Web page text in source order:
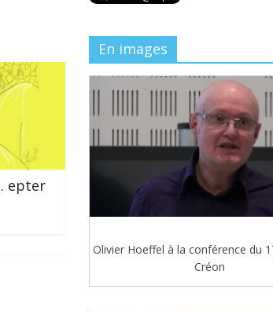
epter
En images
Olivier Hoeffel à la conférence du
Créon